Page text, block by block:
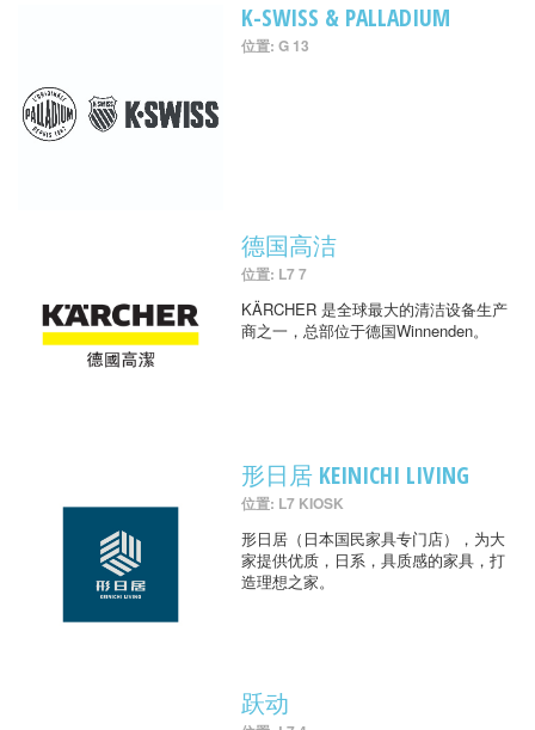
K-SWISS & PALLADIUM
位置: G 13
德国高洁
位置: L7 7
KÄRCHER 是全球最大的清洁设备生产
商之一，总部位于德国Winnenden。
形日居 KEINICHI LIVING
位置: L7 KIOSK
形日居（日本国民家具专门店），为大
家提供优质，日系，具质感的家具，打
造理想之家。
跃动